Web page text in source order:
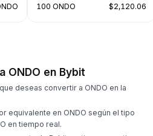
100 ONDO $2,120.06
ONDO en Bybit
deseas convertir a ONDO en la
equivalente en ONDO según el tipo
en tiempo real.